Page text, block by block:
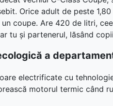
Orice adult de peste
coupe. Are 420 de litri,
tu și partenerul, lăsând
a
electrificate cu
motorul termic